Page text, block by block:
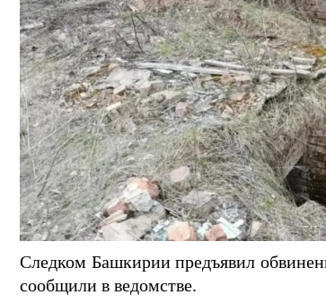
Следком Башкирии предъявил
сообщили в ведомстве.